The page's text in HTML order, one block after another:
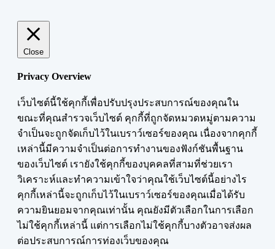
Close
Privacy Overview
เว็บไซต์นี้ใช้คุกกี้เพื่อปรับปรุงประสบการณ์ของคุณใน
ขณะที่คุณสำรวจเว็บไซต์ คุกกี้ที่ถูกจัดหมวดหมู่ตามความ
จำเป็นจะถูกจัดเก็บไว้ในเบราว์เซอร์ของคุณ เนื่องจากคุกกี้
เหล่านี้มีความจำเป็นต่อการทำงานของฟังก์ชันพื้นฐาน
ของเว็บไซต์ เรายังใช้คุกกี้ของบุคคลที่สามที่ช่วยเรา
วิเคราะห์และทำความเข้าใจว่าคุณใช้เว็บไซต์นี้อย่างไร
คุกกี้เหล่านี้จะถูกเก็บไว้ในเบราว์เซอร์ของคุณเมื่อได้รับ
ความยินยอมจากคุณเท่านั้น คุณยังมีตัวเลือกในการเลือก
ไม่ใช้คุกกี้เหล่านี้ แต่การเลือกไม่ใช้คุกกี้บางตัวอาจส่งผล
ต่อประสบการณ์การท่องเว็บของคุณ